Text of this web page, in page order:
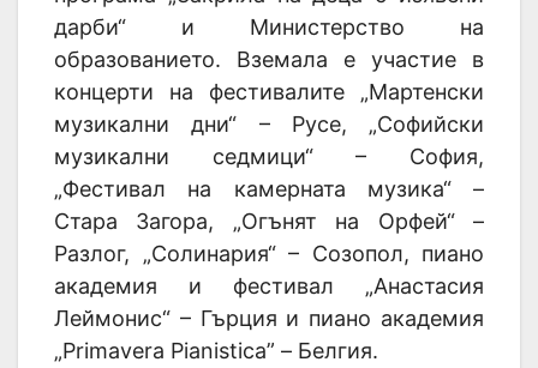
дарби“ и Министерство на
образованието. Вземала е участие в
концерти на фестивалите „Мартенски
музикални дни“ – Русе, „Софийски
музикални седмици“ – София,
„Фестивал на камерната музика“ –
Стара Загора, „Огънят на Орфей“ –
Разлог, „Солинария“ – Созопол, пиано
академия и фестивал „Анастасия
Леймонис“ – Гърция и пиано академия
„Primavera Pianistica” – Белгия.